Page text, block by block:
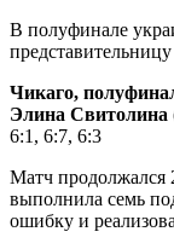
В полуфинале
Чикаго,
Элина Свитолина
6:1, 6:7, 6:3
Матч продолжался
выполнила семь
ошибку и